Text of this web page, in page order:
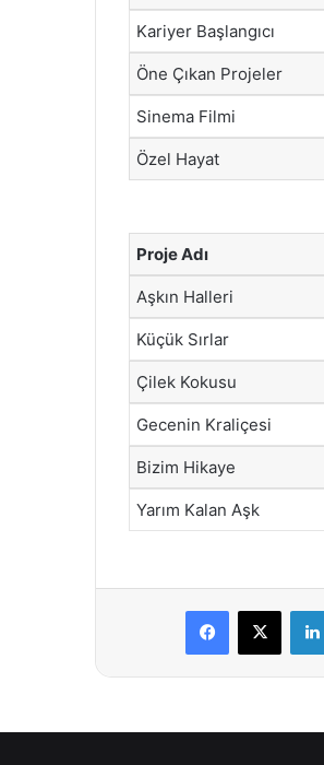
Kariyer Başlangıcı
Öne Çıkan Projeler
Sinema Filmi
Özel Hayat
Proje Adı
Aşkın Halleri
Küçük Sırlar
Çilek Kokusu
Gecenin Kraliçesi
Bizim Hikaye
Yarım Kalan Aşk
Facebook
X